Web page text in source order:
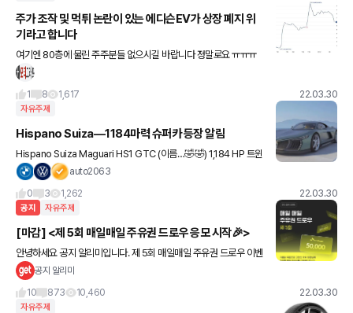
주가 조작 및 먹튀 논란이 있는 에디슨EV가 상장 폐지 위
기라고 합니다
여기엔 80층에 물린 주주분들 없으시길 바랍니다 정말로요 ㅠㅠㅠ
1 8 1,617 22.03.30
자유주제
Hispano Suiza—1184마력 슈퍼카 등장 알림
Hispano Suiza Maguari HS1 GTC (이름…🤣🤣) 1,184 HP 트윈
터보 V10 양산을 알렸습니다. 스위스에 회사 Hispano Suiza는 Ma
auto2063
0
3 1,262 22.03.30
공지 자유주제
[마감] <제 5회 매일매일 주유권 드로우 응모 시작🎉>
안녕하세요 공지 알리미입니다. 제 5회 매일매일 주유권 드로우 이벤
트가 시작되었습니다. <드로우 응모 방법> [STEP 1] 매일 아침 10
공지 알리미
10
873 10,460 22.03.30
자유주제